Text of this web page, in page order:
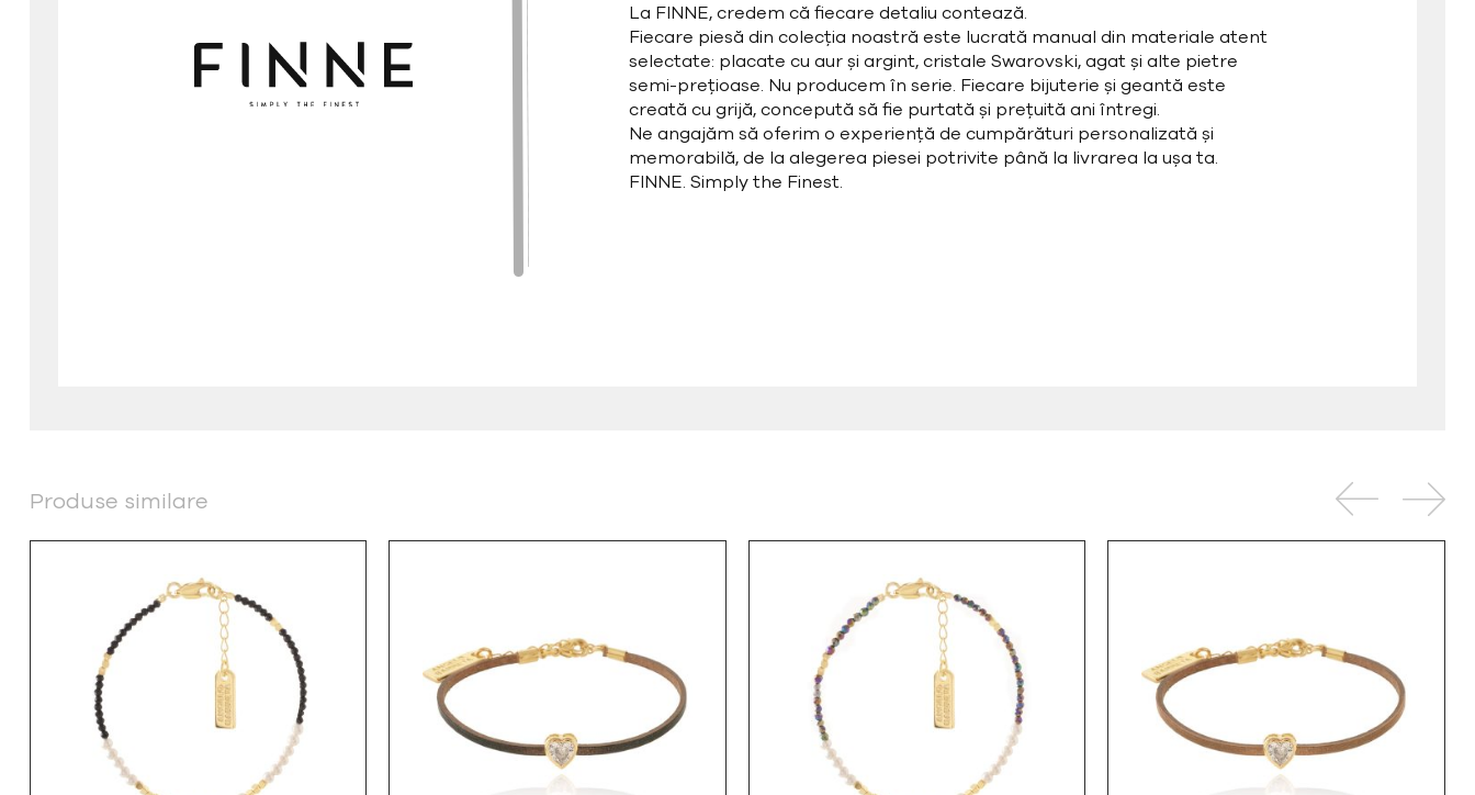
La FINNE, credem că fiecare detaliu contează.
Fiecare piesă din colecția noastră este lucrată manual din materiale atent
selectate: placate cu aur și argint, cristale Swarovski, agat și alte pietre
semi-prețioase. Nu producem în serie. Fiecare bijuterie și geantă este
creată cu grijă, concepută să fie purtată și prețuită ani întregi.
Ne angajăm să oferim o experiență de cumpărături personalizată și
memorabilă, de la alegerea piesei potrivite până la livrarea la ușa ta.
FINNE. Simply the Finest.
Produse similare